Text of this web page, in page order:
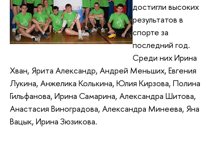
достигли высоких
результатов в
спорте за
последний год.
Среди них Ирина
Хван, Ярита Александр, Андрей Меньших, Евгения
Лукина, Анжелика Колькина, Юлия Кирзова, Полина
Гильфанова, Ирина Самарина, Александра Шитова,
Анастасия Виноградова, Александра Минеева, Яна
Вацык, Ирина Зюзикова.